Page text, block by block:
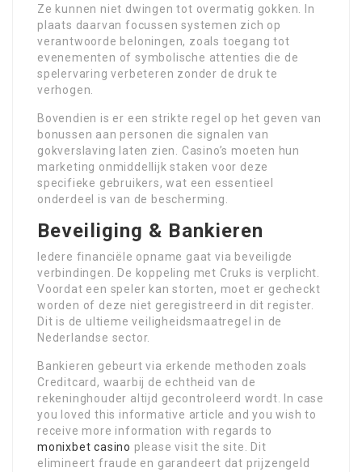
Ze kunnen niet dwingen tot overmatig gokken. In
plaats daarvan focussen systemen zich op
verantwoorde beloningen, zoals toegang tot
evenementen of symbolische attenties die de
spelervaring verbeteren zonder de druk te
verhogen.
Bovendien is er een strikte regel op het geven van
bonussen aan personen die signalen van
gokverslaving laten zien. Casino’s moeten hun
marketing onmiddellijk staken voor deze
specifieke gebruikers, wat een essentieel
onderdeel is van de bescherming.
Beveiliging & Bankieren
Iedere financiële opname gaat via beveiligde
verbindingen. De koppeling met Cruks is verplicht.
Voordat een speler kan storten, moet er gecheckt
worden of deze niet geregistreerd in dit register.
Dit is de ultieme veiligheidsmaatregel in de
Nederlandse sector.
Bankieren gebeurt via erkende methoden zoals
Creditcard, waarbij de echtheid van de
rekeninghouder altijd gecontroleerd wordt. In case
you loved this informative article and you wish to
receive more information with regards to
monixbet casino please visit the site. Dit
elimineert fraude en garandeert dat prijzengeld